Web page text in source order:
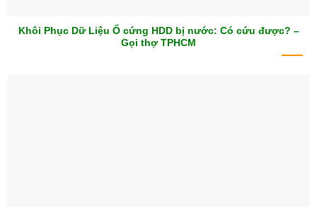
Khôi Phục Dữ Liệu Ổ cứng HDD bị nước: Có cứu được? –
Gọi thợ TPHCM